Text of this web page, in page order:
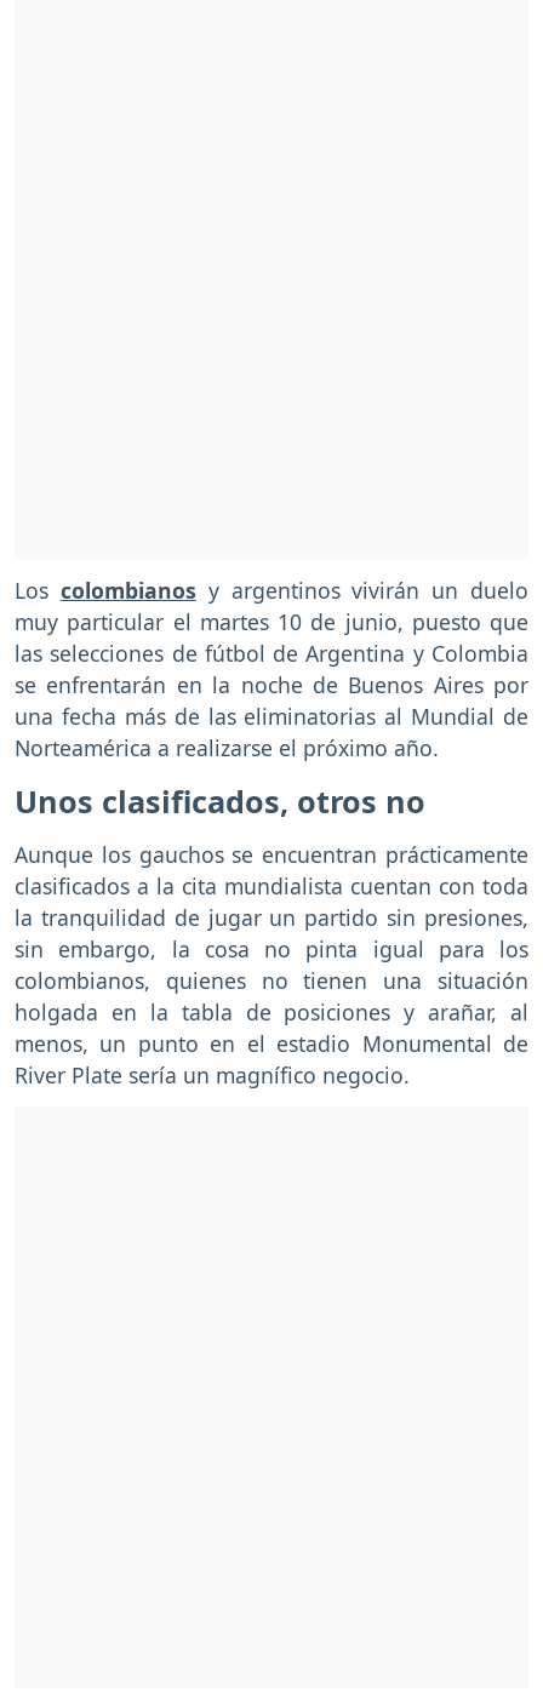
Los colombianos y argentinos vivirán un duelo
muy particular el martes 10 de junio, puesto que
las selecciones de fútbol de Argentina y Colombia
se enfrentarán en la noche de Buenos Aires por
una fecha más de las eliminatorias al Mundial de
Norteamérica a realizarse el próximo año.
Unos clasificados, otros no
Aunque los gauchos se encuentran prácticamente
clasificados a la cita mundialista cuentan con toda
la tranquilidad de jugar un partido sin presiones,
sin embargo, la cosa no pinta igual para los
colombianos, quienes no tienen una situación
holgada en la tabla de posiciones y arañar, al
menos, un punto en el estadio Monumental de
River Plate sería un magnífico negocio.